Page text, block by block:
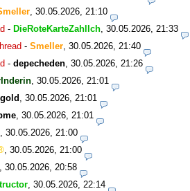
30.05.2026, 21:10
- DieRoteKarteZahlIch 30.05.2026, 21:33
- Smeller 30.05.2026, 21:40
- depecheden 30.05.2026, 21:26
30.05.2026, 21:01
30.05.2026, 21:01
30.05.2026, 21:01
30.05.2026, 21:00
30.05.2026, 21:00
30.05.2026, 20:58
30.05.2026, 22:14